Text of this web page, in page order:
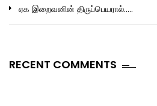
ஏக இறைவனின் திருப்பெயரால்…..
RECENT COMMENTS